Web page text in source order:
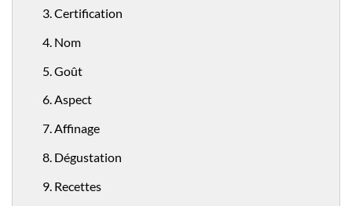
3. Certification
4. Nom
5. Goût
6. Aspect
7. Affinage
8. Dégustation
9. Recettes